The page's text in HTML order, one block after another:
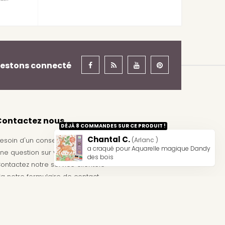
Chantal C. (Arlanc )
a craqué pour Aquarelle magique Dandy
des bois
DÉJÀ 8 COMMANDES SUR CE PRODUIT !
connecté
nous
d'un conseil ?
question sur votre commande ?
notre service clientèle
notre formulaire de contact